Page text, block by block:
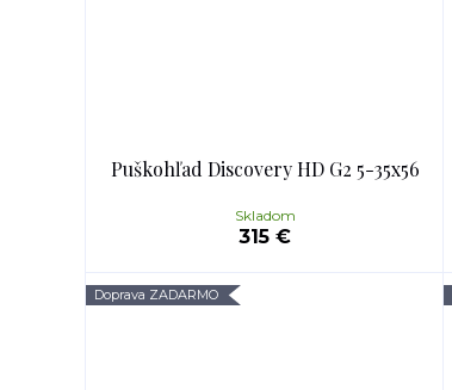
Puškohľad Discovery HD G2 5-35x56
315 €
Skladom
Doprava ZADARMO